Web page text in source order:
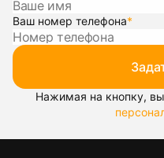
Ваш номер телефона*
Нажимая на кнопку,